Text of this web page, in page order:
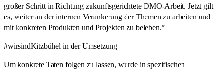
großer Schritt in Richtung zukunftsgerichtete DMO-Arbeit. Jetzt gilt
es, weiter an der internen Verankerung der Themen zu arbeiten und
mit konkreten Produkten und Projekten zu beleben.”
#wirsindKitzbühel in der Umsetzung
Um konkrete Taten folgen zu lassen, wurde in spezifischen